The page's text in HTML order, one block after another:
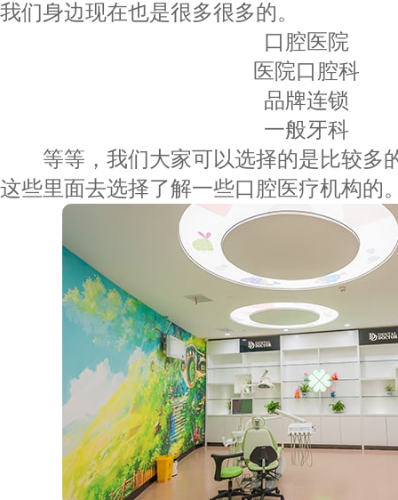
我们身边现在也是很多很多的。
口腔医院
医院口腔科
品牌连锁
一般牙科
等等，我们大家可以选择的是比较多
这些里面去选择了解一些口腔医疗机构的